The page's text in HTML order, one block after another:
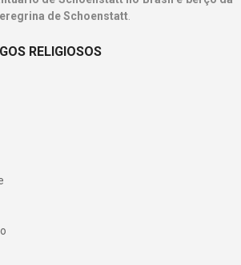
de Schoenstatt
RELIGIOSOS